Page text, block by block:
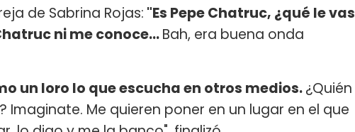
de Sabrina Rojas: "Es Pepe Chatruc, ¿qué le vas
ni me conoce...Bah, era buena onda
un loro lo que escucha en otros medios.¿Quién
Imaginate. Me quieren poner en un lugar en el que